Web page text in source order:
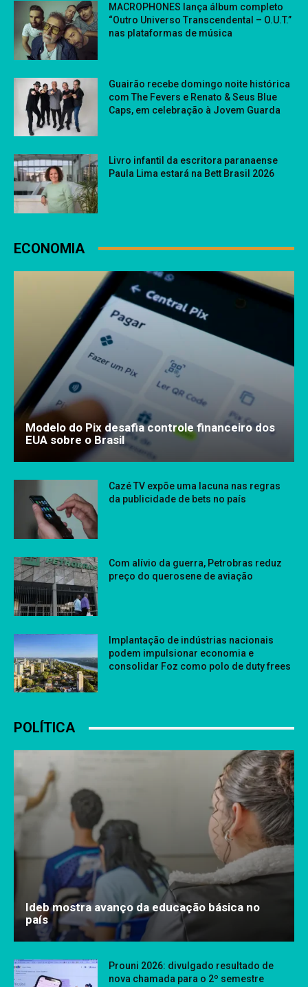
MACROPHONES lança álbum completo
“Outro Universo Transcendental – O.U.T.”
nas plataformas de música
Guairão recebe domingo noite histórica
com The Fevers e Renato & Seus Blue
Caps, em celebração à Jovem Guarda
Livro infantil da escritora paranaense
Paula Lima estará na Bett Brasil 2026
ECONOMIA
Modelo do Pix desafia controle financeiro dos
EUA sobre o Brasil
Cazé TV expõe uma lacuna nas regras
da publicidade de bets no país
Com alívio da guerra, Petrobras reduz
preço do querosene de aviação
Implantação de indústrias nacionais
podem impulsionar economia e
consolidar Foz como polo de duty frees
POLÍTICA
Ideb mostra avanço da educação básica no
país
Prouni 2026: divulgado resultado de
nova chamada para o 2º semestre